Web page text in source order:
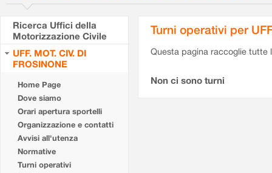
Ricerca Uffici della
Motorizzazione Civile
UFF. MOT. CIV. DI
FROSINONE
Home Page
Dove siamo
Orari apertura sportelli
Organizzazione e contatti
Avvisi all'utenza
Normative
Turni operativi
Turni operativi per
Questa pagina raccoglie tutte
Non ci sono turni